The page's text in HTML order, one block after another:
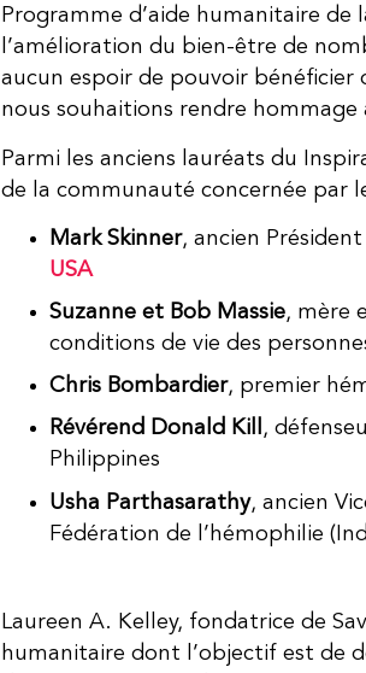
Programme d’aide humanitaire de
l’amélioration du bien-être de
aucun espoir de pouvoir bénéficier
nous souhaitions rendre
Parmi les anciens lauréats du
de la communauté concernée par
Mark Skinner, ancien
USA
Suzanne et Bob Massie, mère
conditions de vie des
Chris Bombardier, premier
Révérend Donald Kill
,
Philippines
Usha Parthasarathy, ancien
Fédération de l’hémophilie
Laureen A. Kelley, fondatrice de
humanitaire dont l’objectif est de